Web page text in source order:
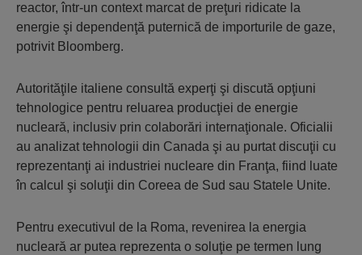
reactor, într-un context marcat de preţuri ridicate la
energie şi dependenţă puternică de importurile de gaze,
potrivit Bloomberg.
Autorităţile italiene consultă experţi şi discută opţiuni
tehnologice pentru reluarea producţiei de energie
nucleară, inclusiv prin colaborări internaţionale. Oficialii
au analizat tehnologii din Canada şi au purtat discuţii cu
reprezentanţi ai industriei nucleare din Franţa, fiind luate
în calcul şi soluţii din Coreea de Sud sau Statele Unite.
Pentru executivul de la Roma, revenirea la energia
nucleară ar putea reprezenta o soluţie pe termen lung